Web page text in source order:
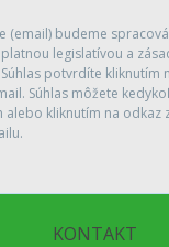
(email) budeme
legislatívou a
potvrdíte kliknutím
Súhlas môžete
alebo kliknutím na odkaz
KONTAKT